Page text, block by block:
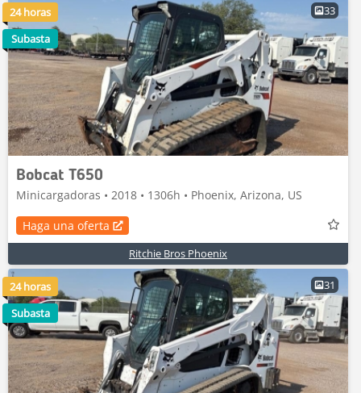
33
Bobcat T650
Minicargadoras • 2018 • 1306h • Phoenix, Arizona, US
Haga una oferta
Ritchie Bros Phoenix
24 horas
Subasta
31
24 horas
Subasta